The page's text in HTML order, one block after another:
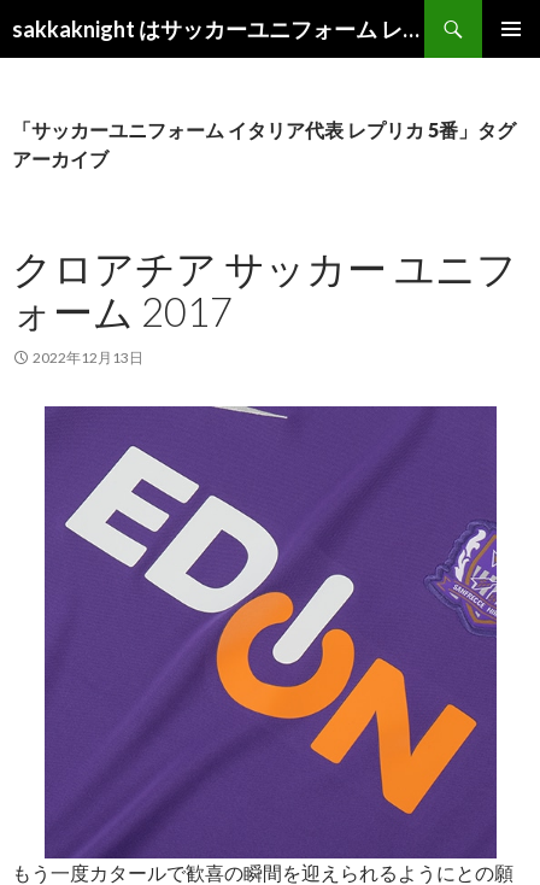
sakkaknight はサッカーユニフォーム レプリカ ショップ 2022
索
ン
ツ
へ
プ
「サッカーユニフォーム イタリア代表 レプリカ 5番」タグ
アーカイブ
クロアチア サッカー ユニフ
ォーム 2017
2022年12月13日
もう一度カタールで歓喜の瞬間を迎えられるようにとの願